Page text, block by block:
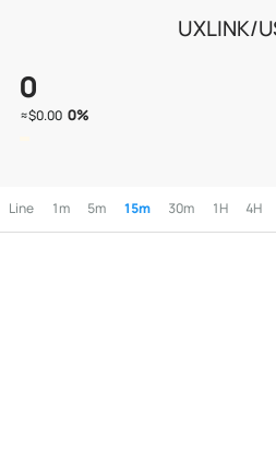
UXLINK/
0
≈$0.00 0%
Line 1m 5m 15m 30m 1H 4H